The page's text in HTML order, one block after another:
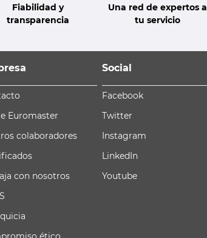
Fiabilidad y
transparencia
Una red de expertos a
tu servicio
Euromaster
colaboradores
con nosotros
Social
Facebook
Twitter
Instagram
LinkedIn
Youtube